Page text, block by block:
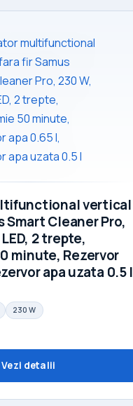
vertical
Smart Cleaner Pro,
2 trepte,
minute, Rezervor
apa uzata 0.5 l
230 W
Vezi detalii